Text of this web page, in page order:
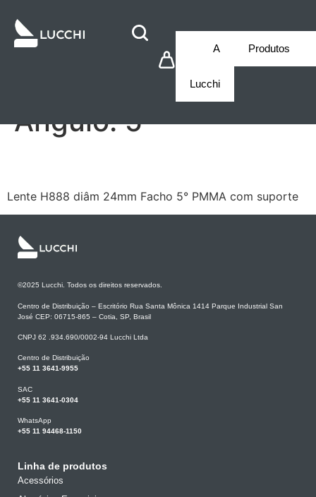
A
Lucchi
Produtos
Ângulo:5°
Lente H888 diâm 24mm Facho 5° PMMA com suporte
©2025 Lucchi. Todos os direitos reservados.
Centro de Distribuição – Escritório Rua Santa Mônica 1414 Parque Industrial San
José CEP: 06715-865 – Cotia, SP, Brasil
CNPJ 62 .934.690/0002-94 Lucchi Ltda
Centro de Distribuição
+55 11 3641-9955
SAC
+55 11 3641-0304
WhatsApp
+55 11 94468-1150
Linha de produtos
Acessórios